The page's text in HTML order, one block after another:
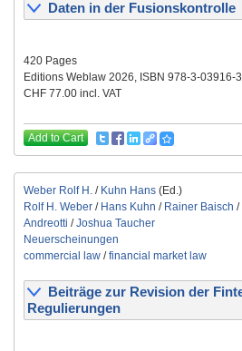
Daten in der Fusionskontrolle
420 Pages
Editions Weblaw 2026, ISBN 978-3-03916-
CHF 77.00 incl. VAT
Add to Cart
Weber Rolf H. / Kuhn Hans (Ed.)
Rolf H. Weber / Hans Kuhn / Rainer Baisch /
Andreotti /Joshua Taucher
Neuerscheinungen
commercial law /financial market law
Beiträge zur Revision der
Regulierungen